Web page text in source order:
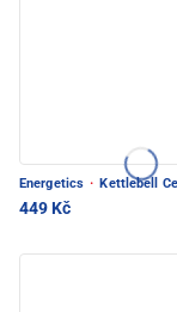
Energetics · Kettlebell
449 Kč